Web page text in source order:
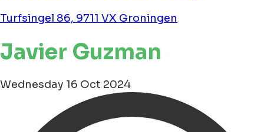
Turfsingel 86, 9711 VX Groningen
Javier Guzman
Wednesday 16 Oct 2024